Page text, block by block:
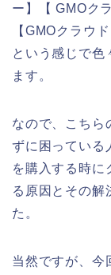
ー】【 GMOク
【GMOクラウ
という感じで色
ます。
なので、こちら
ずに困っている
を購入する時に
る原因とその解
た。
当然ですが、今